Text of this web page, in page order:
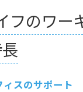
フのワー
スのサポート